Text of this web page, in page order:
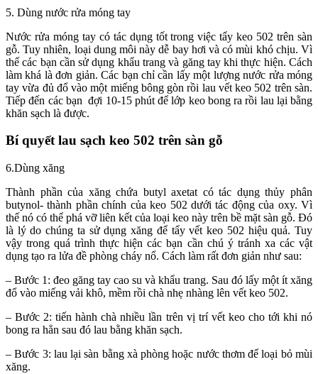
5. Dùng nước rửa móng tay
Nước rửa móng tay có tác dụng tốt trong việc tẩy keo 502 trên sàn
gỗ. Tuy nhiên, loại dung môi này dễ bay hơi và có mùi khó chịu. Vì
thế các bạn cần sử dụng khẩu trang và găng tay khi thực hiện. Cách
làm khá là đơn giản. Các bạn chỉ cần lấy một lượng nước rửa móng
tay vừa đủ đổ vào một miếng bông gòn rồi lau vết keo 502 trên sàn.
Tiếp đến các bạn đợi 10-15 phút để lớp keo bong ra rồi lau lại bằng
khăn sạch là được.
Bí quyết lau sạch keo 502 trên sàn gỗ
6.Dùng xăng
Thành phần của xăng chứa butyl axetat có tác dụng thủy phân
butynol- thành phần chính của keo 502 dưới tác động của oxy. Vì
thế nó có thể phá vỡ liên kết của loại keo này trên bề mặt sàn gỗ. Đó
là lý do chúng ta sử dụng xăng để tẩy vết keo 502 hiệu quả. Tuy
vậy trong quá trình thực hiện các bạn cần chú ý tránh xa các vật
dụng tạo ra lửa đề phòng cháy nổ. Cách làm rất đơn giản như sau:
– Bước 1: đeo găng tay cao su và khẩu trang. Sau đó lấy một ít xăng
đổ vào miếng vải khô, mềm rồi chà nhẹ nhàng lên vết keo 502.
– Bước 2: tiến hành chà nhiều lần trên vị trí vết keo cho tới khi nó
bong ra hẳn sau đó lau bằng khăn sạch.
– Bước 3: lau lại sàn bằng xà phòng hoặc nước thơm để loại bỏ mùi
xăng.